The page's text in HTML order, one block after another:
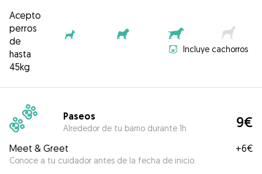
Acepto
perros
de
hasta
45kg
Incluye cachorros
Paseos
Alrededor de tu barrio durante 1h 9€
Meet & Greet
Conoce a tu cuidador antes de la fecha de inicio.
+6€